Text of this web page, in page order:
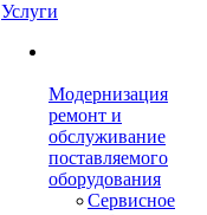
Услуги
Модернизация
ремонт и
обслуживание
поставляемого
оборудования
Сервисное